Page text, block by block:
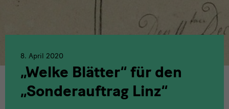
8. April 2020
„Welke Blätter“ für den
„Sonderauftrag Linz“